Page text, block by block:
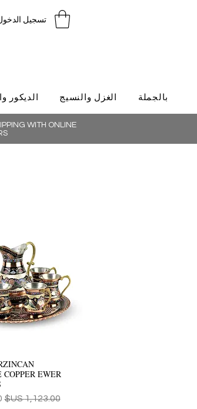
تسجيل
الديكور الغزل والنسيج بالجملة
WITH ONLINE
العرض
EWER
سعر عادي‏1,123.00 US$